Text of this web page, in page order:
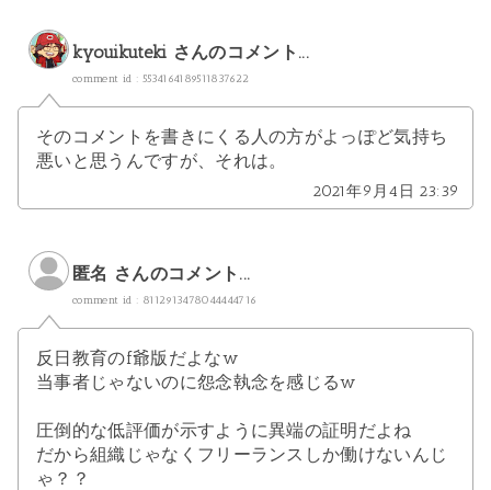
kyouikuteki さんのコメント...
comment id : 5534164189511837622
そのコメントを書きにくる人の方がよっぽど気持ち
悪いと思うんですが、それは。
2021年9月4日 23:39
匿名 さんのコメント...
comment id : 8112913478044444716
反日教育のf爺版だよなw
当事者じゃないのに怨念執念を感じるw
圧倒的な低評価が示すように異端の証明だよね
だから組織じゃなくフリーランスしか働けないんじ
ゃ？？